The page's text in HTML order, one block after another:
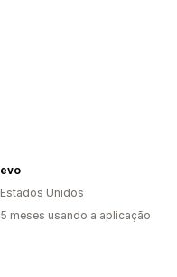
evo
Estados Unidos
5 meses usando a aplicação